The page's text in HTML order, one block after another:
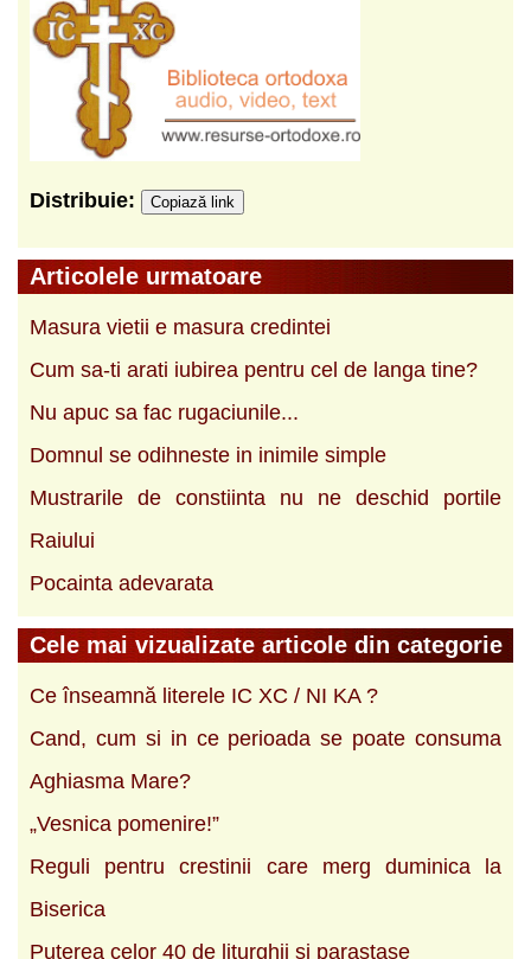
Distribuie: Copiază link
Articolele urmatoare
Masura vietii e masura credintei
Cum sa-ti arati iubirea pentru cel de langa tine?
Nu apuc sa fac rugaciunile...
Domnul se odihneste in inimile simple
Mustrarile de constiinta nu ne deschid portile
Raiului
Pocainta adevarata
Cele mai vizualizate articole din categorie
Ce înseamnă literele IC XC / NI KA ?
Cand, cum si in ce perioada se poate consuma
Aghiasma Mare?
„Vesnica pomenire!”
Reguli pentru crestinii care merg duminica la
Biserica
Puterea celor 40 de liturghii si parastase